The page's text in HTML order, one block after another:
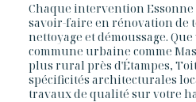
Chaque intervention
savoir-faire en rénovation de
nettoyage et démoussage.
commune urbaine comme
plus rural près d'Étampes,
spécificités architecturales
travaux de qualité sur votre